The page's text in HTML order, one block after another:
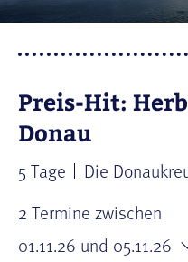
Preis-Hit:
Donau
5 Tage
Die
2 Termine zwischen
01.11.26 und 05.11.26